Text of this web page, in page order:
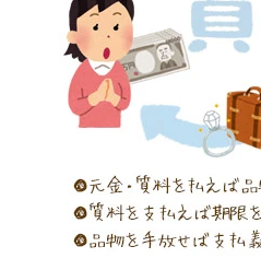
（大阪府寝屋川市）質屋さんは
店買い取りより高く思っていた
説明もわかりやすく、優しい話
たです。